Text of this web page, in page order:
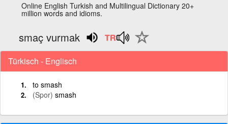
Online English Turkish and Multilingual Dictionary 20+
million words and idioms.
smaç vurmak
Türkisch - Englisch
to smash
(Spor) smash